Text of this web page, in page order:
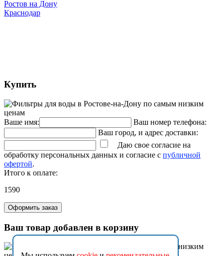
Ростов на Дону
Краснодар
Купить
Ваше имя:
Ваш номер телефона:
Ваш город, и адрес доставки:
Даю свое согласие на
обработку персональных данных и согласие с публичной
офертой.
Итого к оплате:
1590
Оформить заказ
Ваш товар добавлен в корзину